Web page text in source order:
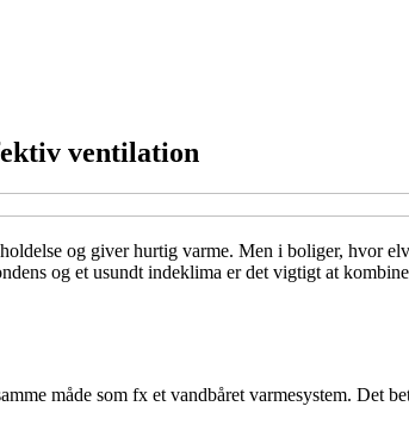
ventilation
og giver hurtig varme. Men i boliger, hvor
og et usundt indeklima er det vigtigt at
måde som fx et vandbåret varmesystem. Det